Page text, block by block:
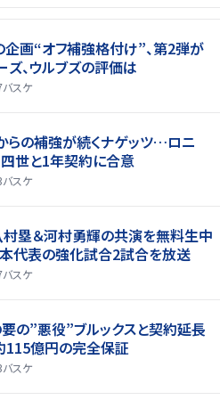
企画“オフ補強格付け”、第2弾が
、ウルブズの評価は
バスケ
らの補強が続くナゲッツ…ロニ
四世と1年契約に合意
バスケ
村塁＆河村勇輝の共演を無料生中
代表の強化試合2試合を放送
バスケ
要の”悪役”ブルックスと契約延長
億円の完全保証
バスケ